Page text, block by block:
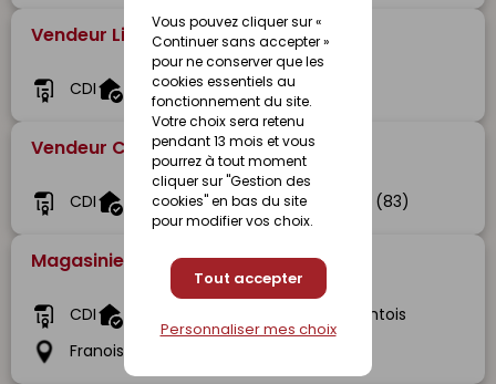
Vous pouvez cliquer sur «
Continuer sans accepter »
pour ne conserver que les
cookies essentiels au
fonctionnement du site.
Votre choix sera retenu
pendant 13 mois et vous
pourrez à tout moment
cliquer sur "Gestion des
cookies" en bas du site
pour modifier vos choix.
Tout accepter
Personnaliser mes choix
Vendeur Libre Service (H/F)
CDI Gedimat Bruant
Vendeur Comptoir (H/F)
CDI Gedimat Sosaca Grimaud (83)
Magasinier Cariste (H/F)
CDI
Gedibois Bois Et Matériaux Comtois
Franois (25)